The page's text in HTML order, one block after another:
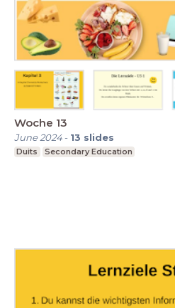
Woche 13
June 2024- 13 slides
Duits Secondary Education